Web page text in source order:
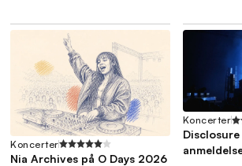
Koncerter
Nia Archives på O Days 2026
Koncerter